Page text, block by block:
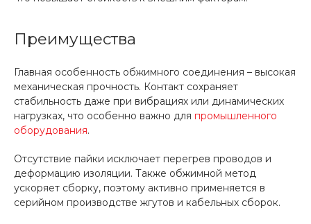
Преимущества
Главная особенность обжимного соединения – высокая
механическая прочность. Контакт сохраняет
стабильность даже при вибрациях или динамических
нагрузках, что особенно важно для промышленного
оборудования.
Отсутствие пайки исключает перегрев проводов и
деформацию изоляции. Также обжимной метод
ускоряет сборку, поэтому активно применяется в
серийном производстве жгутов и кабельных сборок.